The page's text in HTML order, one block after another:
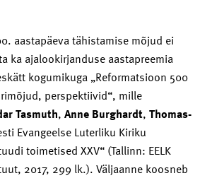
aastapäeva tähistamise mõjud ei
ka ajalookirjanduse aastapreemia
kogumikuga „Reformatsioon 500
perspektiivid“, mille
Tasmuth, Anne Burghardt, Thomas-
Evangeelse Luterliku Kiriku
toimetised XXV“ (Tallinn: EELK
2017, 299 lk.). Väljaanne koosneb